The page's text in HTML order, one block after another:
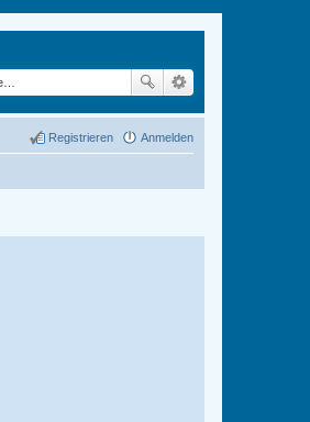
Anmelden
Registrieren